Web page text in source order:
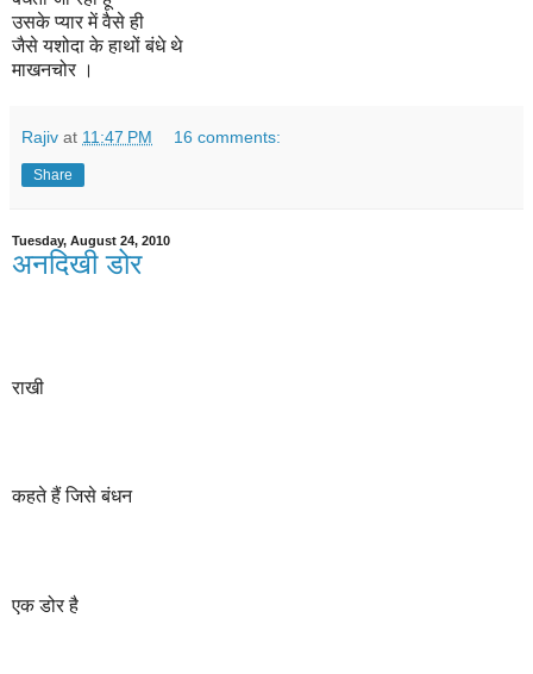
उसके प्यार में वैसे ही
जैसे यशोदा के हाथों बंधे थे
माखनचोर ।
Rajiv at 11:47 PM 16 comments:
Share
Tuesday, August 24, 2010
अनदिखी डोर
राखी
कहते हैं जिसे बंधन
एक डोर है